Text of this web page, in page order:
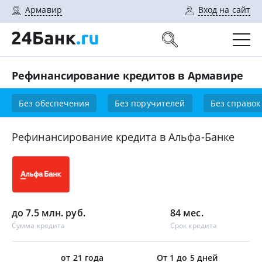
Армавир Вход на сайт
Рефинансирование кредитов в Армавире
Без обеспечения Без поручителей Без справок
Рефинансирование кредита в Альфа-Банке
до 7.5 млн. руб.
Сумма кредита
84 мес.
Срок кредита
от 21 года От 1 до 5 дней